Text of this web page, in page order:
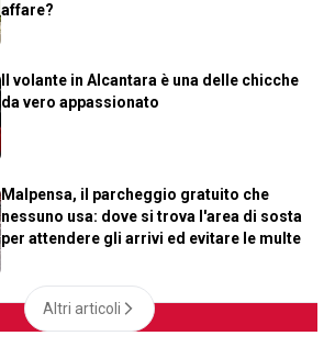
affare?
Il volante in Alcantara è una delle chicche
da vero appassionato
Malpensa, il parcheggio gratuito che
nessuno usa: dove si trova l'area di sosta
per attendere gli arrivi ed evitare le multe
Altri articoli